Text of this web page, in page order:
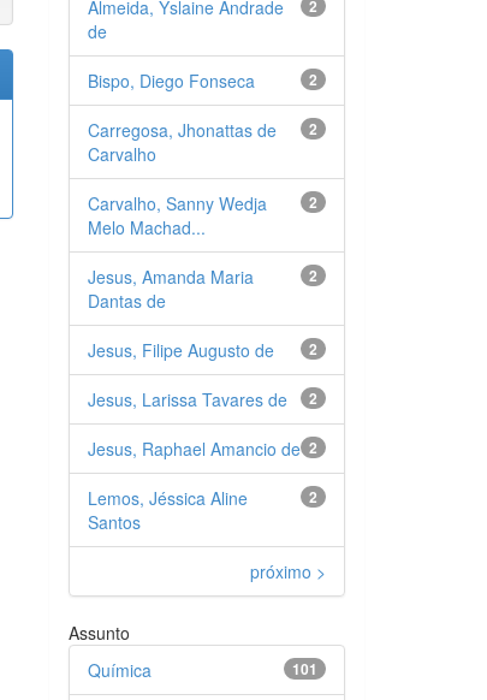
2
Almeida, Yslaine Andrade
de
2
Bispo, Diego Fonseca
2
Carregosa, Jhonattas de
Carvalho
2
Carvalho, Sanny Wedja
Melo Machad...
2
Jesus, Amanda Maria
Dantas de
2
Jesus, Filipe Augusto de
2
Jesus, Larissa Tavares de
2
Jesus, Raphael Amancio de
2
Lemos, Jéssica Aline
Santos
próximo >
Assunto
101
Química